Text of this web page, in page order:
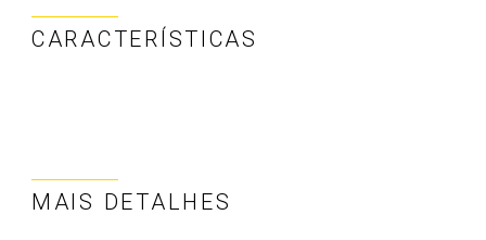
CARACTERÍSTICAS
MAIS DETALHES